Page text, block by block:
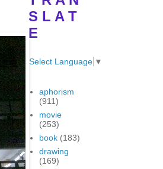
S L A T
E
Select Language ▼
aphorism
(911)
movie
(253)
book (183)
drawing
(169)